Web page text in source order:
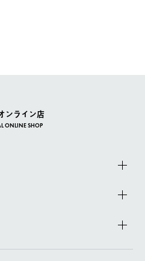
、ご希望商品を再注文してくだ
ンライン店
ONLINE SHOP